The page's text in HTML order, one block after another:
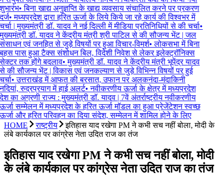
• बिना खाद्य अनुज्ञप्ति के खाद्य व्यवसाय संचालित करने पर प्रकरण
• मध्यप्रदेश द्वारा हरित ऊर्जा के लिये किये जा रहे कार्य की विश्वभर में
| मुख्यमंत्री डॉ. यादव ने नई दिल्ली में मीडिया प्रतिनिधियों से की चर्चा•
डॉ. यादव ने केंद्रीय मंत्री श्री पाटिल से की सौजन्य भेंट | जल
एवं जनहित से जुड़े विषयों पर हुआ विचार-विमर्श• लोकसभा में बिना
पास हुआ टैक्स संशोधन बिल, विदेशी निवेश से लेकर इलेक्ट्रॉनिक्स
तक होंगे बदलाव• मुख्यमंत्री डॉ. यादव ने केंद्रीय मंत्री भूपेंद्र यादव
की सौजन्य भेंट | विकास एवं जनकल्याण से जुड़े विभिन्न विषयों पर हुई
• उत्तराखंड में आफत की बरसात, उफान पर अलकनंदा-मंदाकिनी
रुद्रप्रयाग में हाई अलर्ट• नवीकरणीय ऊर्जा के क्षेत्र में मध्यप्रदेश
का अग्रणी राज्य : मुख्यमंत्री डॉ. यादव | 7वें अंतर्राष्ट्रीय नवीकरणीय
सम्मेलन में मध्यप्रदेश के हरित ऊर्जा मॉडल का हुआ प्रेजेंटेशन स्वच्छ
और हरित परिवहन का दिया संदेश, सम्मेलन में शामिल होने के लिए
HOME
राष्ट्रीय
इतिहास याद रखेगा PM ने कभी सच नहीं बोला, मोदी के
लंबे कार्यकाल पर कांग्रेस नेता उदित राज का तंज
इतिहास याद रखेगा PM ने कभी सच नहीं बोला, मोदी
के लंबे कार्यकाल पर कांग्रेस नेता उदित राज का तंज